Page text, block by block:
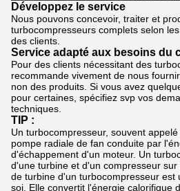
Développez le service
Nous pouvons concevoir, traiter et
turbocompresseurs complets selon
des clients.
Service adapté aux besoins du
Pour des clients nécessitant des
recommande vivement de nous
non des produits. Si vous avez
pour certaines, spécifiez svp vos
techniques.
TIP :
Un turbocompresseur, souvent
pompe radiale de fan conduite par
d'échappement d'un moteur. Un
d'une turbine et d'un compresseur
de turbine d'un turbocompresseur est
soi. Elle convertit l'énergie calorifique